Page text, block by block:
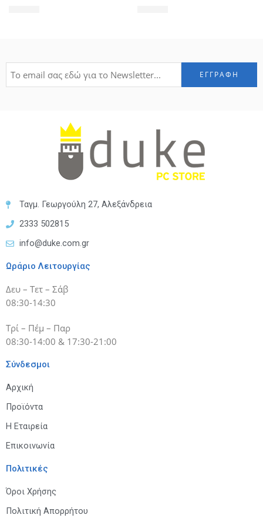
Ταγμ. Γεωργούλη 27, Αλεξάνδρεια
2333 502815
info@duke.com.gr
Ωράριο Λειτουργίας
Δευ – Τετ – Σάβ
08:30-14:30
Τρί – Πέμ – Παρ
08:30-14:00 & 17:30-21:00
Σύνδεσμοι
Αρχική
Προϊόντα
Η Εταιρεία
Επικοινωνία
Πολιτικές
Όροι Χρήσης
Πολιτική Απορρήτου